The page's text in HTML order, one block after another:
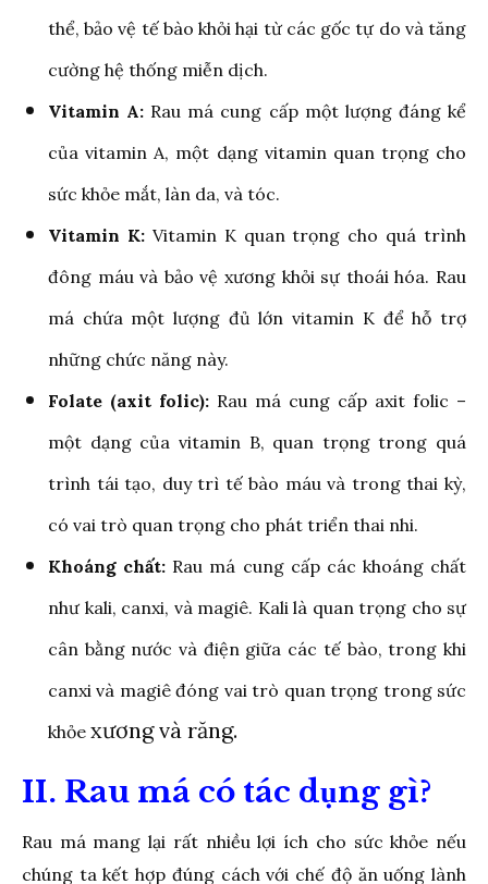
thể, bảo vệ tế bào khỏi hại từ các gốc tự do và tăng
cường hệ thống miễn dịch.
Vitamin A: Rau má cung cấp một lượng đáng kể
của vitamin A, một dạng vitamin quan trọng cho
sức khỏe mắt, làn da, và tóc.
Vitamin K:Vitamin K quan trọng cho quá trình
đông máu và bảo vệ xương khỏi sự thoái hóa. Rau
má chứa một lượng đủ lớn vitamin K để hỗ trợ
những chức năng này.
Folate (axit folic): Rau má cung cấp axit folic –
một dạng của vitamin B, quan trọng trong quá
trình tái tạo, duy trì tế bào máu và trong thai kỳ,
có vai trò quan trọng cho phát triển thai nhi.
Khoáng chất: Rau má cung cấp các khoáng chất
như kali, canxi, và magiê. Kali là quan trọng cho sự
cân bằng nước và điện giữa các tế bào, trong khi
canxi và magiê đóng vai trò quan trọng trong sức
khỏe xương và răng.
II. Rau má có tác dụng gì?
Rau má mang lại rất nhiều lợi ích cho sức khỏe nếu
chúng ta kết hợp đúng cách với chế độ ăn uống lành